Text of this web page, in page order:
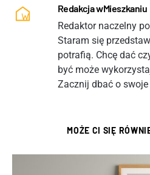
Redakcja wMieszkaniu
Redaktor naczelny
Staram się
potrafią. Chcę dać
być może
Zacznij dbać o swoje
MOŻE CI SIĘ